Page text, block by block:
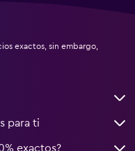
exactos, sin embargo,
para ti
exactos?